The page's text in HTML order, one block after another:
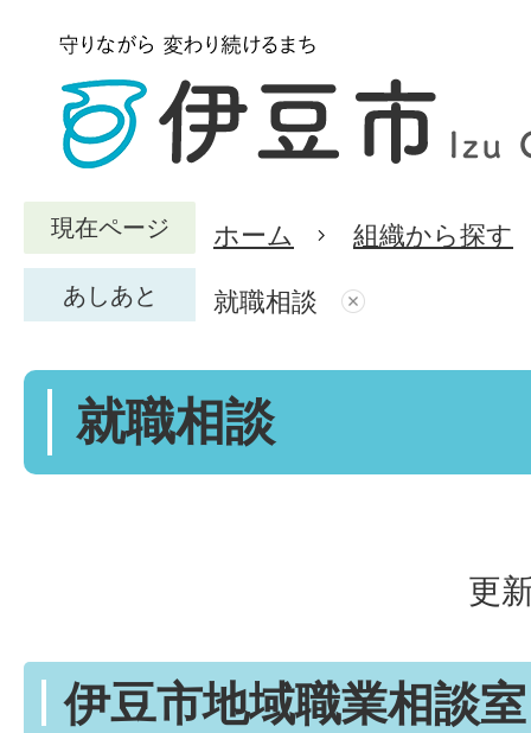
現在ページ ホーム 組織から探す
あしあと 就職相談
就職相談
更
伊豆市地域職業相談室